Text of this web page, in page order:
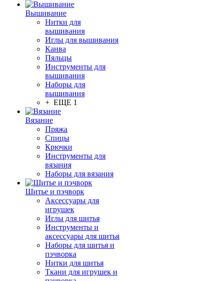
Вышивание
Нитки для
вышивания
Иглы для вышивания
Канва
Пяльцы
Инструменты для
вышивания
Наборы для
вышивания
+ ЕЩЕ 1
Вязание
Пряжа
Спицы
Крючки
Инструменты для
вязания
Наборы для вязания
Шитье и пэчворк
Аксессуары для
игрушек
Иглы для шитья
Инструменты и
аксессуары для шитья
Наборы для шитья и
пэчворка
Нитки для шитья
Ткани для игрушек и